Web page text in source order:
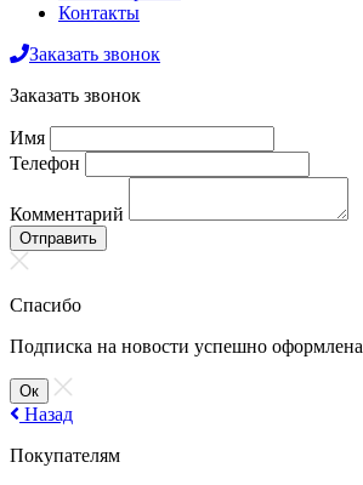
Контакты
Заказать звонок
Заказать звонок
Имя
Телефон
Комментарий
Отправить
Спасибо
Подписка на новости успешно оформлена
Ок
Назад
Покупателям